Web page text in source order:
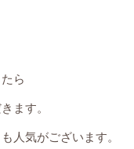
ら
ます。
人気がございます。